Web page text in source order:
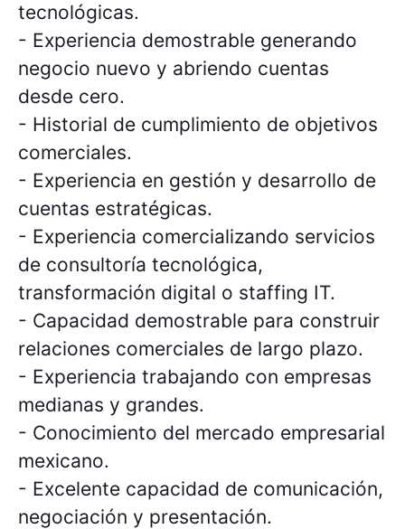
tecnológicas.
- Experiencia demostrable generando
negocio nuevo y abriendo cuentas
desde cero.
- Historial de cumplimiento de objetivos
comerciales.
- Experiencia en gestión y desarrollo de
cuentas estratégicas.
- Experiencia comercializando servicios
de consultoría tecnológica,
transformación digital o staffing IT.
- Capacidad demostrable para construir
relaciones comerciales de largo plazo.
- Experiencia trabajando con empresas
medianas y grandes.
- Conocimiento del mercado empresarial
mexicano.
- Excelente capacidad de comunicación,
negociación y presentación.